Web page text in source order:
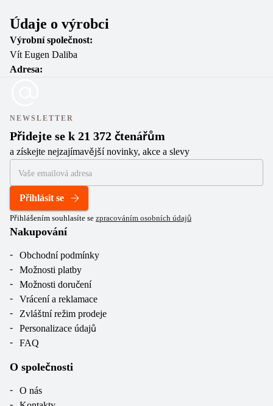
Údaje o výrobci
Výrobní společnost:
Vít Eugen Daliba
Adresa:
NEWSLETTER
Přidejte se k 21 372 čtenářům
a získejte nejzajímavější novinky, akce a slevy
Přihlásit se
Přihlášením souhlasíte se zpracováním osobních údajů
Nakupování
Obchodní podmínky
Možnosti platby
Možnosti doručení
Vrácení a reklamace
Zvláštní režim prodeje
Personalizace údajů
FAQ
O společnosti
O nás